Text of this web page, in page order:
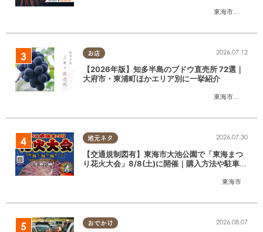
東海市大府市
お店
東海市大府市
2026.07.12
【2026年版】知多半島のブドウ直売所 72選｜
大府市・東浦町ほかエリア別に一挙紹介
地元ネタ
東海市
2026.07.30
【交通規制図有】東海市大池公園で「東海まつ
り花火大会」8/8(土)に開催｜購入方法や駐車場
おでかけ 2026.08.07